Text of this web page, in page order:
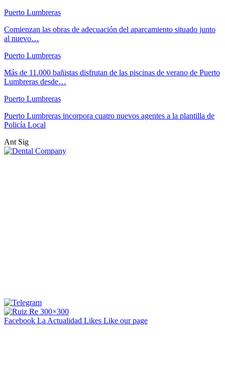
Puerto Lumbreras
Comienzan las obras de adecuación del aparcamiento situado junto
al nuevo…
Puerto Lumbreras
Más de 11.000 bañistas disfrutan de las piscinas de verano de Puerto
Lumbreras desde…
Puerto Lumbreras
Puerto Lumbreras incorpora cuatro nuevos agentes a la plantilla de
Policía Local
Ant Sig
Facebook La Actualidad Likes Like our page